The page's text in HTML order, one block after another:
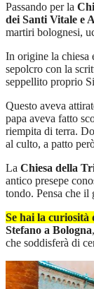
Passando per la
dei Santi Vitale e
martiri bolognesi,
In origine la chiesa
sepolcro con la
seppellito proprio
Questo aveva
papa aveva fatto
riempita di terra.
al culto, a patto
La Chiesa della
antico presepe
tondo. Pensa che
Se hai la curiosità
Stefano a Bologna
che soddisferà di